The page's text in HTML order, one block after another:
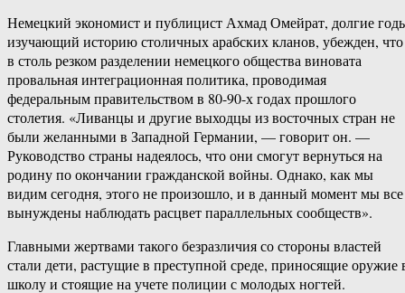
Немецкий экономист и публицист Ахмад Омейрат, долгие
изучающий историю столичных арабских кланов, убежден, что
в столь резком разделении немецкого общества виновата
провальная интеграционная политика, проводимая
федеральным правительством в 80-90-х годах прошлого
столетия. «Ливанцы и другие выходцы из восточных стран не
были желанными в Западной Германии, — говорит он. —
Руководство страны надеялось, что они смогут вернуться на
родину по окончании гражданской войны. Однако, как мы
видим сегодня, этого не произошло, и в данный момент мы все
вынуждены наблюдать расцвет параллельных сообществ».
Главными жертвами такого безразличия со стороны властей
стали дети, растущие в преступной среде, приносящие оружие
школу и стоящие на учете полиции с молодых ногтей.